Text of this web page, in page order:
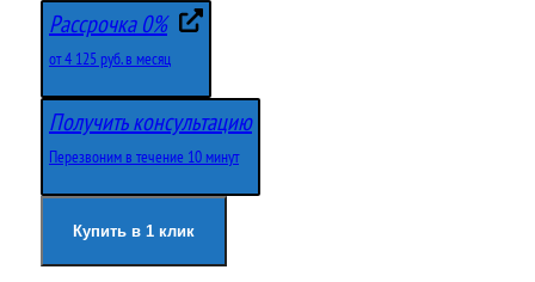
р
в
о
ч
е
к
у
щ
я
ц
Рассрочка 0%
от 4 125 руб. в месяц
Получить консультацию
Перезвоним в течение 10 минут
Купить в 1 клик